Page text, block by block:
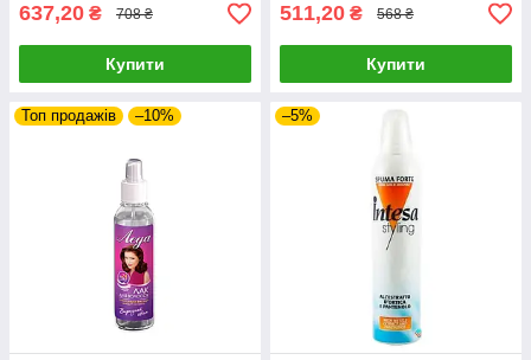
637,20 ₴ 708 ₴
Купити
511,20 ₴ 568 ₴
Купити
Топ продажів –10% –5%